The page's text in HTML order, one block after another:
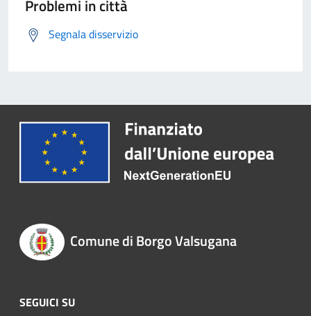
Problemi in città
Segnala disservizio
Comune di Borgo Valsugana
SEGUICI SU